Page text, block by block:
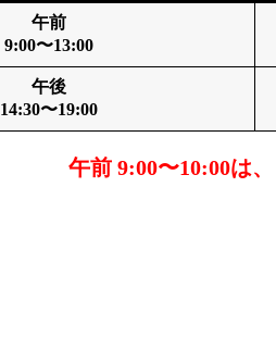
午前
9:00〜13:00
午後
14:30〜19:00
午前 9:00〜10:00は